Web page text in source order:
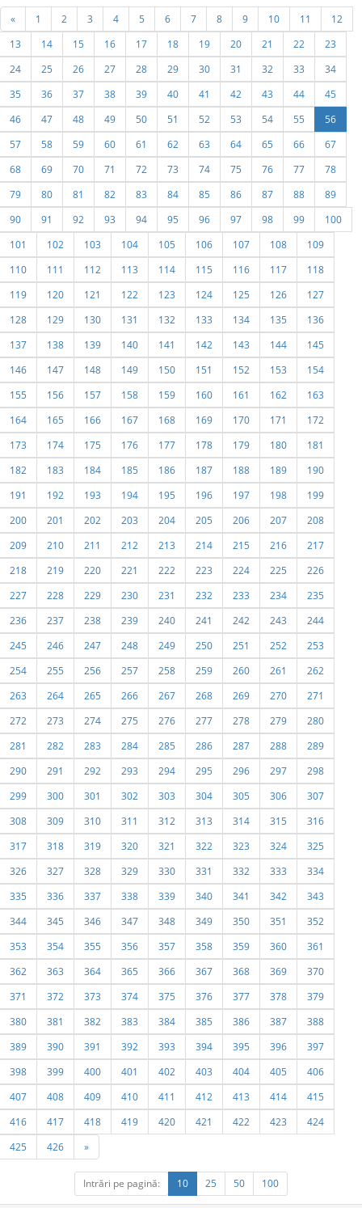
« 1 2 3 4 5 6 7 8 9 10 11
12
13
14 15 16 17 18 19 20 21 22
23
24
25 26 27 28 29 30 31 32 33
34
35
36 37 38 39 40 41 42 43 44
45
46
47 48 49 50 51 52 53 54 55
56
57
58 59 60 61 62 63 64 65 66
67
68
69 70 71 72 73 74 75 76 77
78
79
80 81 82 83 84 85 86 87 88
89
90
91 92 93 94 95 96 97 98 99
100
101
102 103 104 105 106 107 108
109
110
111 112 113 114 115 116 117
118
119
120 121 122 123 124 125 126
127
128
129 130 131 132 133 134 135
136
137
138 139 140 141 142 143 144
145
146
147 148 149 150 151 152 153
154
155
156 157 158 159 160 161 162
163
164
165 166 167 168 169 170 171
172
173
174 175 176 177 178 179 180
181
182
183 184 185 186 187 188 189
190
191
192 193 194 195 196 197 198
199
200
201 202 203 204 205 206 207
208
209
210 211 212 213 214 215 216
217
218
219 220 221 222 223 224 225
226
227
228 229 230 231 232 233 234
235
236
237 238 239 240 241 242 243
244
245
246 247 248 249 250 251 252
253
254
255 256 257 258 259 260 261
262
263
264 265 266 267 268 269 270
271
272
273 274 275 276 277 278 279
280
281
282 283 284 285 286 287 288
289
290
291 292 293 294 295 296 297
298
299
300 301 302 303 304 305 306
307
308
309 310 311 312 313 314 315
316
317
318 319 320 321 322 323 324
325
326
327 328 329 330 331 332 333
334
335
336 337 338 339 340 341 342
343
344
345 346 347 348 349 350 351
352
353
354 355 356 357 358 359 360
361
362
363 364 365 366 367 368 369
370
371
372 373 374 375 376 377 378
379
380
381 382 383 384 385 386 387
388
389
390 391 392 393 394 395 396
397
398
399 400 401 402 403 404 405
406
407
408 409 410 411 412 413 414
415
416
417 418 419 420 421 422 423
424
425
426 »
Intrări pe pagină: 10 25 50 100